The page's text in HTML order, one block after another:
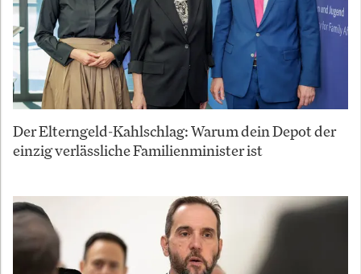
Der Elterngeld-Kahlschlag: Warum dein Depot der
einzig verlässliche Familienminister ist